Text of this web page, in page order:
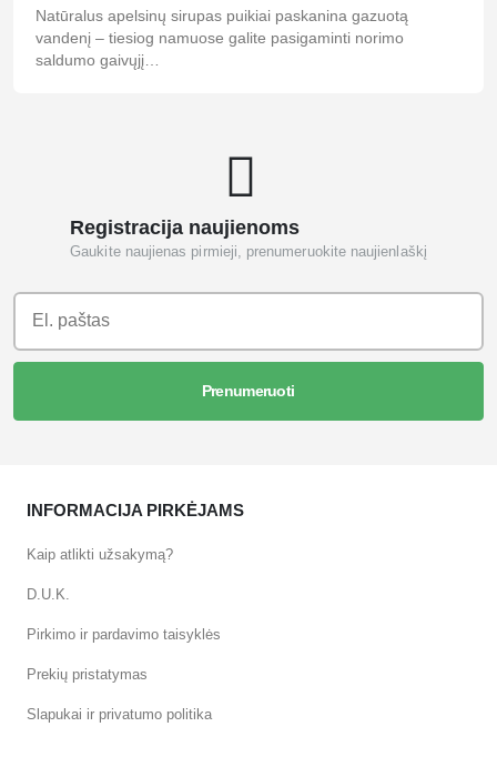
Natūralus apelsinų sirupas puikiai paskanina gazuotą
vandenį – tiesiog namuose galite pasigaminti norimo
saldumo gaivųjį…
Registracija naujienoms
Gaukite naujienas pirmieji, prenumeruokite naujienlaškį
Prenumeruoti
INFORMACIJA PIRKĖJAMS
Kaip atlikti užsakymą?
D.U.K.
Pirkimo ir pardavimo taisyklės
Prekių pristatymas
Slapukai ir privatumo politika